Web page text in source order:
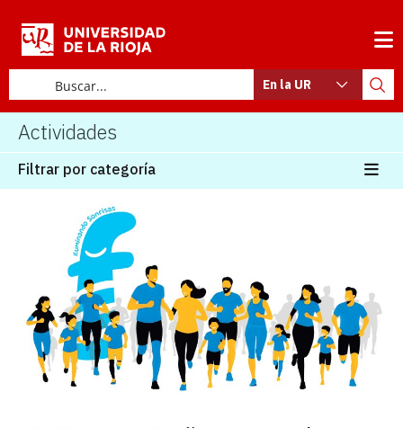
En la UR
Actividades
Filtrar por categoría